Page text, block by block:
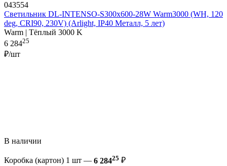
043554
Светильник DL-INTENSO-S300x600-28W Warm3000 (WH, 120
deg, CRI90, 230V) (Arlight, IP40 Металл, 5 лет)
Warm | Тёплый 3000 K
6 28425
₽/шт
В наличии
Коробка (картон) 1 шт — 6 28425 ₽